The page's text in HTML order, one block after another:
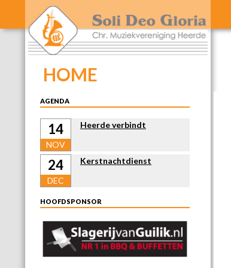
AGENDA
14
NOV
Heerde verbindt
24
DEC
Kerstnachtdienst
HOOFDSPONSOR
HOME